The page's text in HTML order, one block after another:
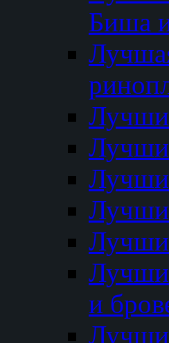
Биша
и